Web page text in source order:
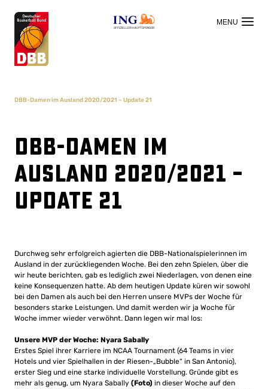
OFFIZIELLER HAUPTSPONSOR
DBB-Damen im Ausland 2020/2021 – Update 21
DBB-Damen im
Ausland 2020/2021 –
Update 21
Durchweg sehr erfolgreich agierten die DBB-Nationalspielerinnen im
Ausland in der zurückliegenden Woche. Bei den zehn Spielen, über die
wir heute berichten, gab es lediglich zwei Niederlagen, von denen eine
keine Konsequenzen hatte. Ab dem heutigen Update küren wir sowohl
bei den Damen als auch bei den Herren unsere MVPs der Woche für
besonders starke Leistungen. Und damit werden wir ja Woche für
Woche immer wieder verwöhnt. Dann legen wir mal los:
Unsere MVP der Woche: Nyara Sabally
Erstes Spiel ihrer Karriere im NCAA Tournament (64 Teams in vier
Hotels und vier Spielhallen in der Riesen-„Bubble“ in San Antonio),
erster Sieg und eine starke individuelle Vorstellung. Gründe gibt es
mehr als genug, um Nyara Sabally (Foto) in dieser Woche auf den